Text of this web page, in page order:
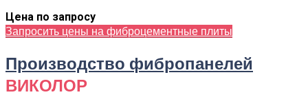
Цена по запросу
Запросить цены на фиброцементные плиты
Производство фибропанелей
ВИКОЛОР